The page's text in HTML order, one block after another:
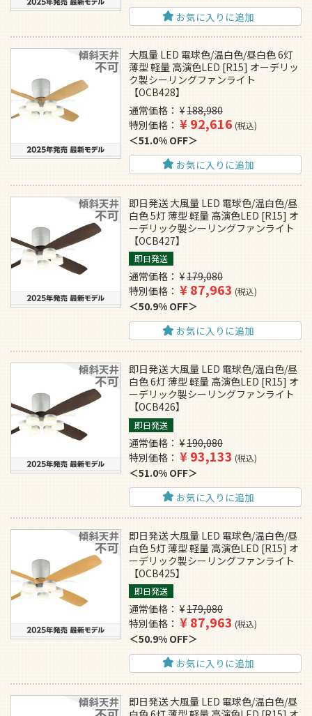
お気に入りに追加
大風量 LED 電球色/温白色/昼白色 6灯
薄型 軽量 高演色LED [R15] オーデリッ
ク製シーリングファンライト
【OCB428】
通常価格
¥188,980
特別価格
¥92,616 税込
51.0% OFF
お気に入りに追加
即日発送 大風量 LED 電球色/温白色/昼
白色 5灯 薄型 軽量 高演色LED [R15] オ
ーデリック製シーリングファンライト
【OCB427】
即日発送
通常価格 ¥179,080
特別価格
¥87,963 税込
50.9% OFF
お気に入りに追加
即日発送 大風量 LED 電球色/温白色/昼
白色 6灯 薄型 軽量 高演色LED [R15] オ
ーデリック製シーリングファンライト
【OCB426】
即日発送
通常価格 ¥190,080
特別価格
¥93,133 税込
51.0% OFF
お気に入りに追加
即日発送 大風量 LED 電球色/温白色/昼
白色 5灯 薄型 軽量 高演色LED [R15] オ
ーデリック製シーリングファンライト
【OCB425】
即日発送
通常価格 ¥179,080
特別価格
¥87,963 税込
50.9% OFF
お気に入りに追加
即日発送 大風量 LED 電球色/温白色/昼